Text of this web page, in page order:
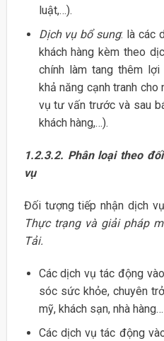
luật,…).
Dịch vụ bổ sung: là các
khách hàng kèm theo
chính làm tang thêm
khả năng cạnh tranh
vụ tư vấn trước và sau
khách hàng,…).
1.2.3.2. Phân loại theo
vụ
Đối tượng tiếp nhận dịch
Thực trạng và giải pháp
Tải.
Các dịch vụ tác động
sóc sức khỏe, chuyên
mỹ, khách sạn, nhà hàng…
Các dịch vụ tác động